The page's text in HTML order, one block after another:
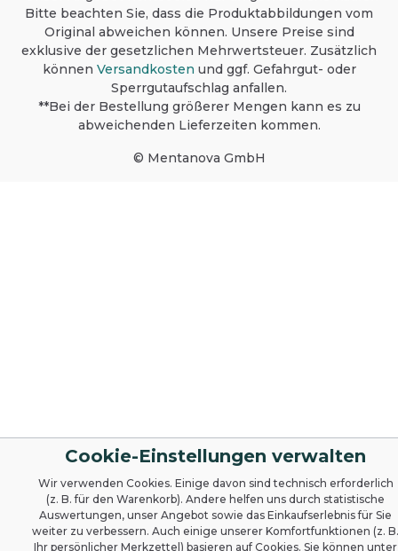
Anwendung an unauffälliger Stelle testen.
Ausführliche Informationen siehe
Sicherheitsdatenblatt. Lagerung: Bei
Raumtemperatur im Originalbehälter lagern.
Umweltschutz: Packung nur völlig
restentleert der Wertstoffsammlung
zuführen.
Bitte beachten Sie, dass die Produktabbildungen vom
Original abweichen können. Unsere Preise sind
exklusive der gesetzlichen Mehrwertsteuer. Zusätzlich
können Versandkosten und ggf. Gefahrgut- oder
Sperrgutaufschlag anfallen.
**Bei der Bestellung größerer Mengen kann es zu
abweichenden Lieferzeiten kommen.
© Mentanova GmbH
Cookie-Einstellungen verwalten
Wir verwenden Cookies. Einige davon sind technisch erforderlich
(z. B. für den Warenkorb). Andere helfen uns durch statistische
Auswertungen, unser Angebot sowie das Einkaufserlebnis für Sie
weiter zu verbessern. Auch einige unserer Komfortfunktionen (z. B.
Ihr persönlicher Merkzettel) basieren auf Cookies. Sie können unter